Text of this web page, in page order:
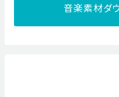
音楽素材ダ